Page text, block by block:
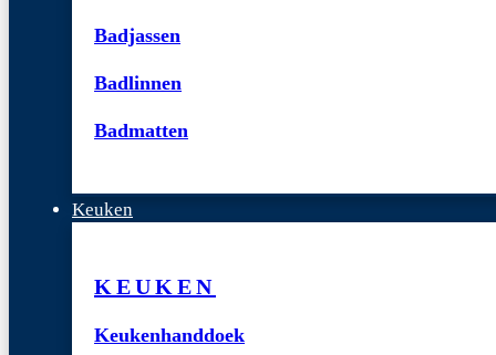
Badjassen
Badlinnen
Badmatten
Keuken
KEUKEN
Keukenhanddoek